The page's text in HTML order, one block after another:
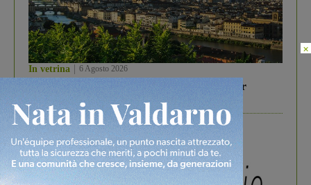
In vetrina 6 Agosto 2026
Gita di famiglia a Firenze: 5 idee per far
divertire i tuoi figli
×